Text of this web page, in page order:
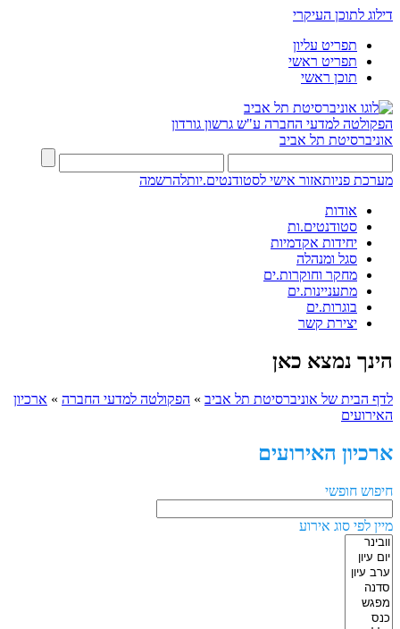
דילוג לתוכן העיקרי
תפריט עליון
תפריט ראשי
תוכן ראשי
הפקולטה למדעי החברה ע"ש גרשון גורדון
אוניברסיטת תל אביב
מערכת פניותאזור אישי לסטודנטים.יותלהרשמה
אודות
סטודנטים.ות
יחידות אקדמיות
סגל ומנהלה
מחקר וחוקרות.ים
מתעניינות.ים
בוגרות.ים
יצירת קשר
הינך נמצא כאן
לדף הבית של אוניברסיטת תל אביב » הפקולטה למדעי החברה » ארכיון
האירועים
ארכיון האירועים
חיפוש חופשי
מיין לפי סוג אירוע